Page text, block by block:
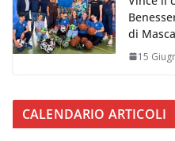
di
15
CALENDARIO ARTICOLI